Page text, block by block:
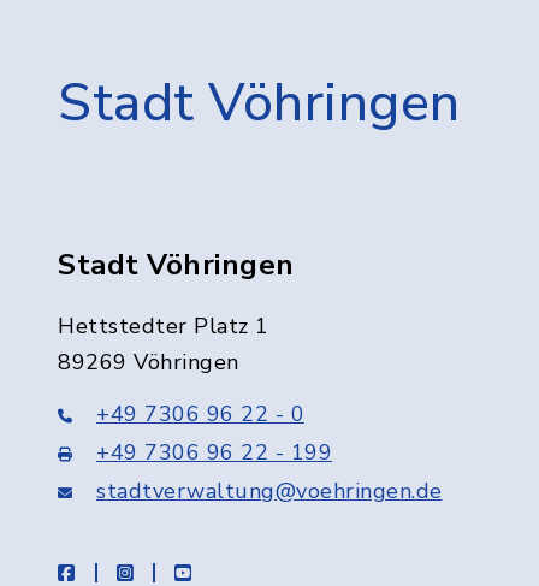
Stadt Vöhringen
Stadt Vöhringen
Hettstedter Platz 1
89269 Vöhringen
+49 7306 96 22 - 0
+49 7306 96 22 - 199
stadtverwaltung@voehringen.de
facebookinstagramyoutube